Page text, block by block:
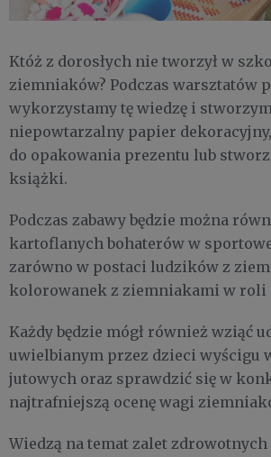
Któż z dorosłych nie tworzył w
ziemniaków? Podczas warsztatów
wykorzystamy tę wiedzę i
niepowtarzalny papier
do opakowania prezentu lub
książki.
Podczas zabawy będzie można
kartoflanych bohaterów w
zarówno w postaci ludzików z
kolorowanek z ziemniakami w roli
Każdy będzie mógł również wziąć
uwielbianym przez dzieci wyścigu
jutowych oraz sprawdzić się w
najtrafniejszą ocenę wagi
Wiedzą na temat zalet